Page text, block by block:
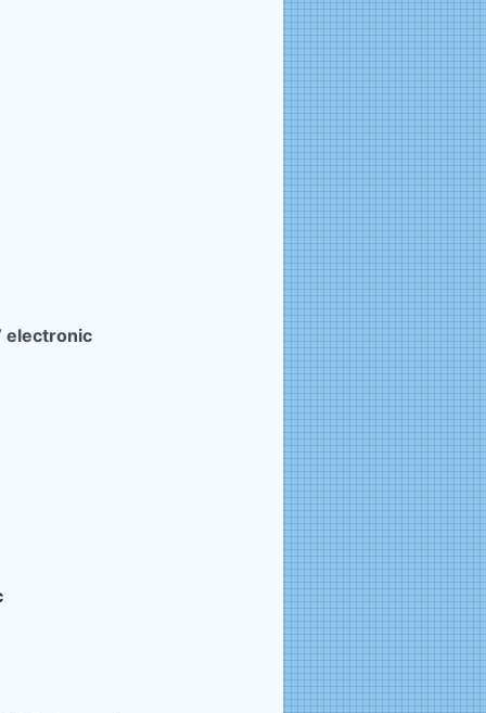
electronic